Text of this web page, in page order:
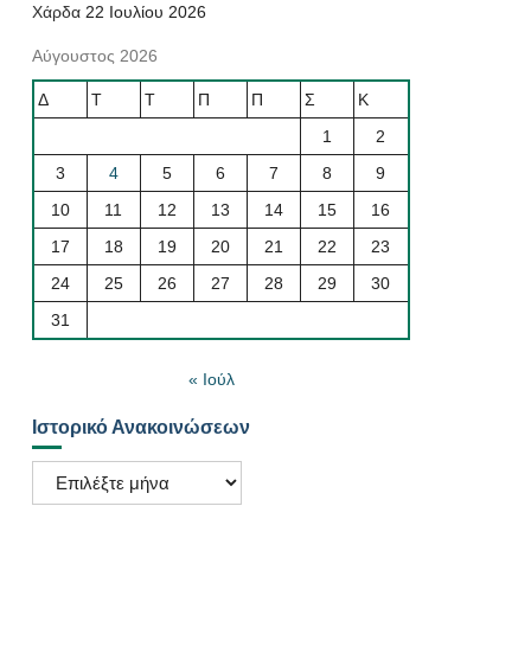
Χάρδα 22 Ιουλίου 2026
Αύγουστος 2026
Δ Τ Τ Π Π Σ
Κ
1
2
3
4 5 6 7 8
9
10
11 12 13 14 15
16
17
18 19 20 21 22
23
24
25 26 27 28 29
30
31
« Ιούλ
Ιστορικό Ανακοινώσεων
Ιστορικό
Ανακοινώσεων